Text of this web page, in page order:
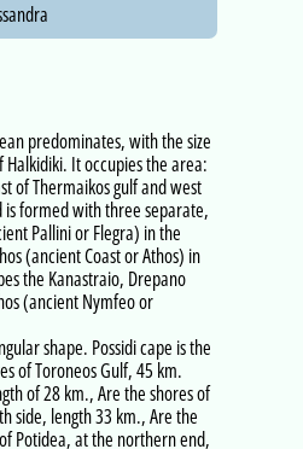
predominates, with the size
It occupies the area:
of Thermaikos gulf and west
is formed with three separate,
Pallini or Flegra) in the
(ancient Coast or Athos) in
the Kanastraio, Drepano
(ancient Nymfeo or
shape. Possidi cape is the
of Toroneos Gulf, 45 km.
of 28 km., Are the shores of
side, length 33 km., Are the
Potidea, at the northern end,